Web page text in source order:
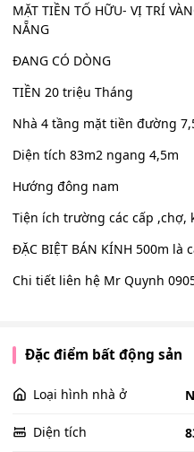
MẶT TIỀN TỐ HỮU- VỊ TRÍ
NẴNG
ĐANG CÓ DÒNG
TIỀN 20 triệu Tháng
Nhà 4 tầng mặt tiền đường
Diện tích 83m2 ngang 4,5m
Hướng đông nam
Tiện ích trường các cấp ,chợ,
ĐẶC BIỆT BÁN KÍNH 500m
Chi tiết liên hệ Mr Quynh
Đặc điểm bất động sản
Loại hình nhà ở
Diện tích